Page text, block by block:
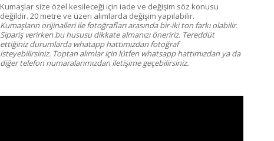
Kumaşlar size özel kesileceği için iade ve değişim söz konusu
değildir. 20 metre ve üzeri alımlarda değişim yapılabilir.
Kumaşların orijinalleri ile fotoğrafları arasında bir-iki ton farkı olabilir.
Sipariş verirken bu hususu dikkate almanızı öneririz. Tereddüt
ettiğiniz durumlarda whatapp hattımızdan fotoğraf
isteyebilirsiniz. Toptan alımlar için lütfen whatsapp hattımızdan ya da
diğer telefon numaralarımızdan iletişime geçebilirsiniz.